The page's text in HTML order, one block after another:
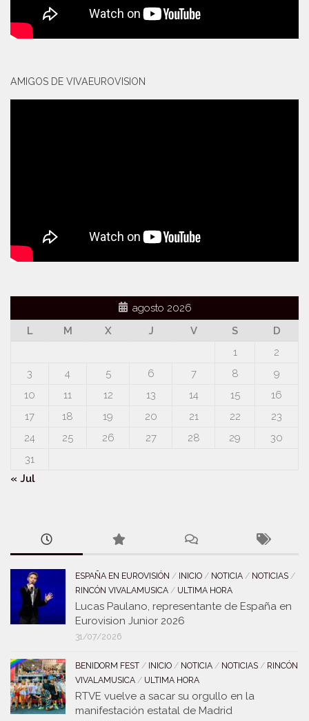
AMIGOS DE VIVAEUROVISION
agosto 2026
L
M X J V S
D
1
2
3
4 5 6 7 8
9
10
11 12 13 14 15
16
17
18 19 20 21 22
23
24
25 26 27 28 29
30
31
« Jul
ESPAÑA EN EUROVISIÓN / INICIO / NOTICIA / NOTICIAS /
RINCÓN VIVALAMUSICA / ULTIMA HORA
Lucas Paulano, representante de España en
Eurovision Junior 2026
31/07/2026
BENIDORM FEST / INICIO / NOTICIA / NOTICIAS / RINCÓN
VIVALAMUSICA / ULTIMA HORA
RTVE vuelve a sacar su orgullo en la
manifestación estatal de Madrid